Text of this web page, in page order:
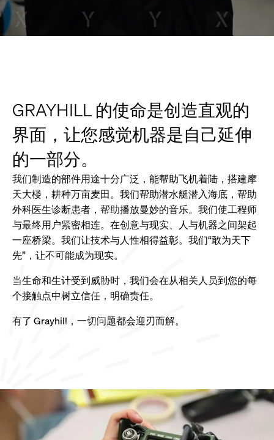
GRAYHILL 的使命是创造直观的
界面，让您感觉机器是自己延伸
的一部分。
我们制造的部件用途十分广泛，能帮助飞机着陆，搭建摩
天大楼，耕种万亩麦田。我们帮助潜水艇潜入海底，帮助
外科医生诊断患者，帮助播放曼妙的音乐。我们使工程师
与最终用户紧密相连。在创意与现实、人与机器之间架起
一座桥梁。我们让技术与人性相得益彰。我们“敢为天下
先”，让不可能成为现实。
当生命和生计受到威胁时，我们会在从相关人员到您的每
个接触点中树立信任，明确责任。
有了 Grayhill，一切问题都会迎刃而解。